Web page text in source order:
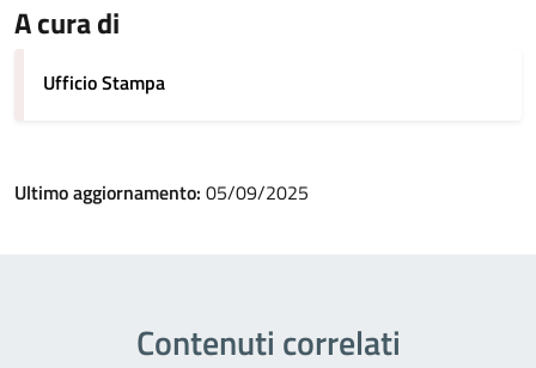
A cura di
Ufficio Stampa
Ultimo aggiornamento: 05/09/2025
Contenuti correlati